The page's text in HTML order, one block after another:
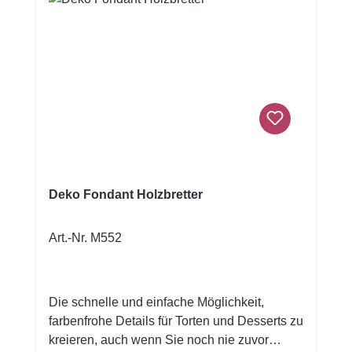
Deko Fondant Holzbretter
Art.-Nr. M552
Die schnelle und einfache Möglichkeit,
farbenfrohe Details für Torten und Desserts zu
kreieren, auch wenn Sie noch nie zuvor